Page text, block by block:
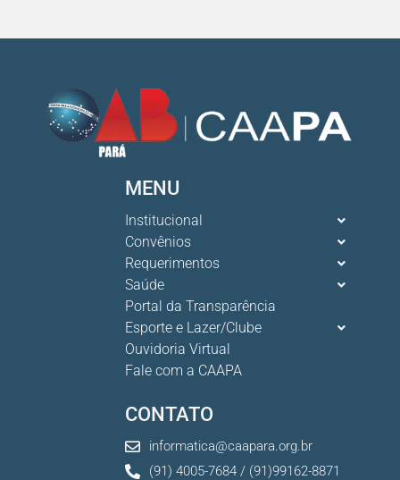
MENU
Institucional
Convênios
Requerimentos
Saúde
Portal da Transparência
Esporte e Lazer/Clube
Ouvidoria Virtual
Fale com a CAAPA
CONTATO
informatica@caapara.org.br
(91) 4005-7684 / (91)99162-8871